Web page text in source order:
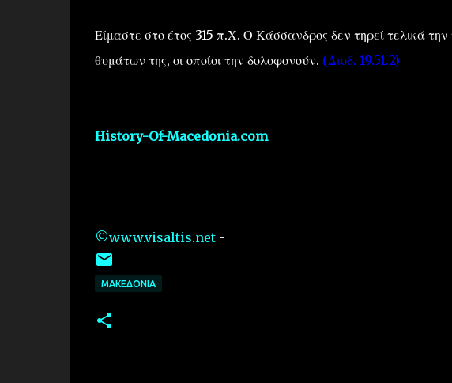
Είμαστε στο έτος 315 π.Χ. Ο Κάσσανδρος δεν τηρεί τελικά
θυμάτων της, οι οποίοι την δολοφονούν. (Διοδ. 19.51.2)
History-Of-Macedonia.com
©www.visaltis.net-
ΜΑΚΕΔΟΝΙΑ